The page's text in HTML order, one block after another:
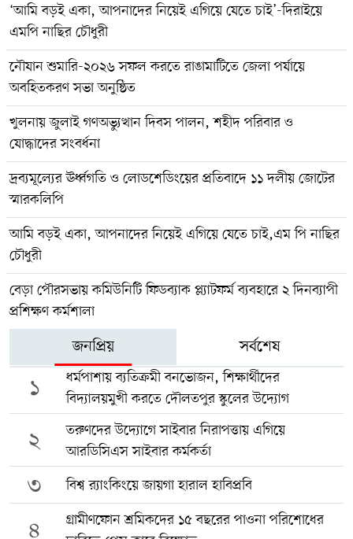
‘আমি বড়ই একা, আপনাদের নিয়েই এগিয়ে যেতে চাই’-দিরাইয়ে
এমপি নাছির চৌধুরী
‎নৌযান শুমারি-২০২৬ সফল করতে রাঙামাটিতে জেলা পর্যায়ে
অবহিতকরণ সভা অনুষ্ঠিত
খুলনায় জুলাই গণঅভ্যুত্থান দিবস পালন, শহীদ পরিবার ও
যোদ্ধাদের সংবর্ধনা
দ্রব্যমূল্যের ঊর্ধ্বগতি ও লোডশেডিংয়ের প্রতিবাদে ১১ দলীয় জোটের
স্মারকলিপি
আমি বড়ই একা, আপনাদের নিয়েই এগিয়ে যেতে চাই,এম পি নাছির
চৌধুরী
বেড়া পৌরসভায় কমিউনিটি ফিডব্যাক প্ল্যাটফর্ম ব্যবহারে ২ দিনব্যাপী
প্রশিক্ষণ কর্মশালা
জনপ্রিয় সর্বশেষ
১
ধর্মপাশায় ব্যতিক্রমী বনভোজন, শিক্ষার্থীদের
বিদ্যালয়মুখী করতে দৌলতপুর স্কুলের উদ্যোগ
২
তরুণদের উদ্যোগে সাইবার নিরাপত্তায় এগিয়ে
আরডিসিএস সাইবার কর্মকর্তা
৩ বিশ্ব র‍্যাংকিংয়ে জায়গা হারাল হাবিপ্রবি
৪
গ্রামীণফোন শ্রমিকদের ১৫ বছরের পাওনা পরিশোধের